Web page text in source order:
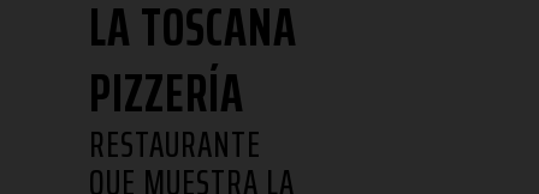
LA TOSCANA
PIZZERÍA
RESTAURANTE
QUE MUESTRA LA